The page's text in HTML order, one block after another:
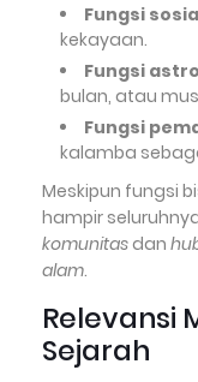
Fungsi
kekayaan.
Fungsi
bulan, atau
Fungsi
kalamba
Meskipun fungsi
hampir
komunitasdan
alam.
Relevansi
Sejarah